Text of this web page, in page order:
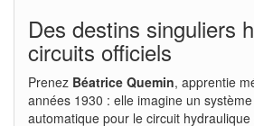
Des destins singuliers
circuits officiels
Prenez Béatrice Quemin, apprentie
années 1930 : elle imagine un
automatique pour le circuit